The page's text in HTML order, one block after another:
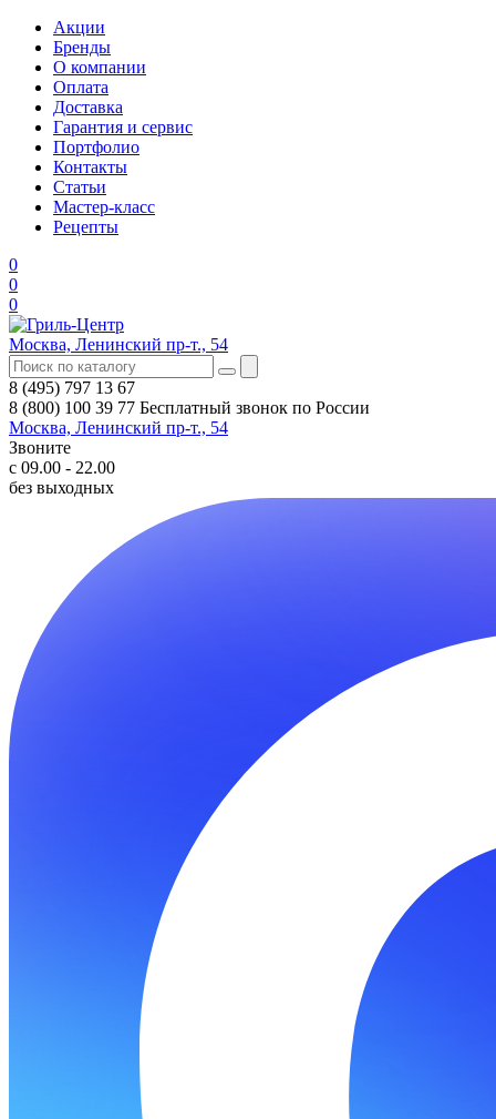
Акции
Бренды
О компании
Оплата
Доставка
Гарантия и сервис
Портфолио
Контакты
Статьи
Мастер-класс
Рецепты
0
0
0
Москва, Ленинский пр-т., 54
8 (495) 797 13 67
8 (800) 100 39 77 Бесплатный звонок по России
Москва, Ленинский пр-т., 54
Звоните
с 09.00 - 22.00
без выходных